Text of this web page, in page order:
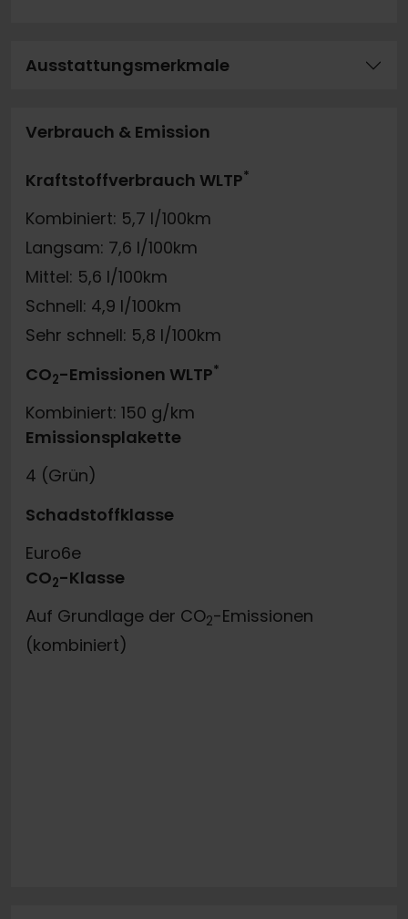
Ausstattungsmerkmale
Verbrauch & Emission
Kraftstoffverbrauch WLTP*
Kombiniert: 5,7 l/100km
Langsam: 7,6 l/100km
Mittel: 5,6 l/100km
Schnell: 4,9 l/100km
Sehr schnell: 5,8 l/100km
CO2-Emissionen WLTP*
Kombiniert: 150 g/km
Emissionsplakette
4 (Grün)
Schadstoffklasse
Euro6e
CO2-Klasse
Auf Grundlage der CO2-Emissionen
(kombiniert)